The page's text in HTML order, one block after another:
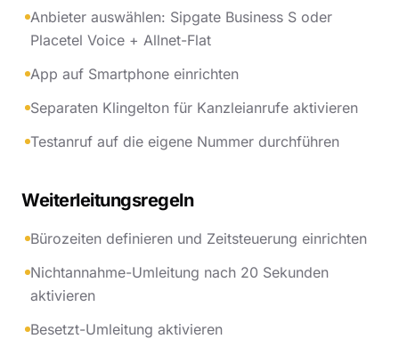
Anbieter auswählen: Sipgate Business S oder
Placetel Voice + Allnet-Flat
App auf Smartphone einrichten
Separaten Klingelton für Kanzleianrufe aktivieren
Testanruf auf die eigene Nummer durchführen
Weiterleitungsregeln
Bürozeiten definieren und Zeitsteuerung einrichten
Nichtannahme-Umleitung nach 20 Sekunden
aktivieren
Besetzt-Umleitung aktivieren